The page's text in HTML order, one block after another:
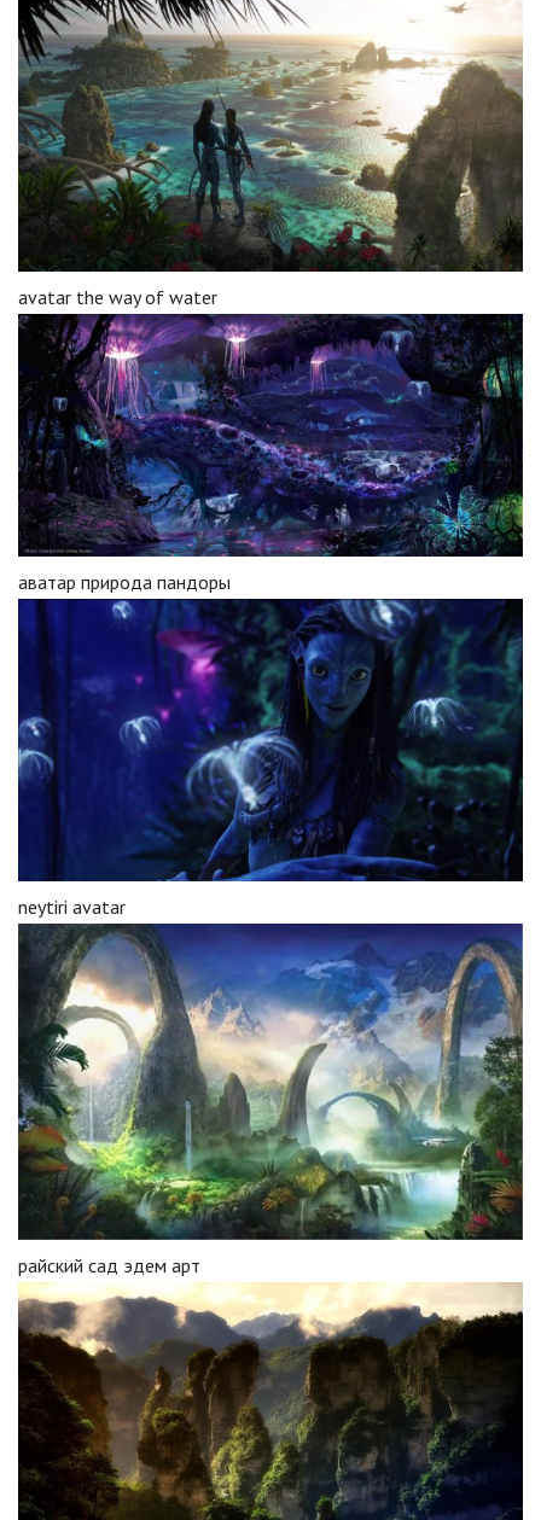
avatar the way of water
аватар природа пандоры
neytiri avatar
райский сад эдем арт